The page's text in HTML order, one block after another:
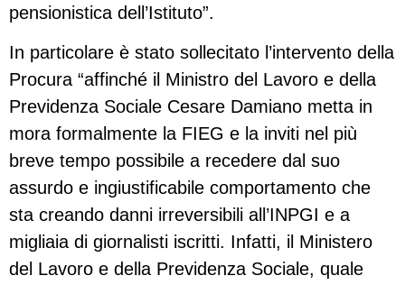
pensionistica dell’Istituto”.
In particolare è stato sollecitato l’intervento della
Procura “affinché il Ministro del Lavoro e della
Previdenza Sociale Cesare Damiano metta in
mora formalmente la FIEG e la inviti nel più
breve tempo possibile a recedere dal suo
assurdo e ingiustificabile comportamento che
sta creando danni irreversibili all’INPGI e a
migliaia di giornalisti iscritti. Infatti, il Ministero
del Lavoro e della Previdenza Sociale, quale